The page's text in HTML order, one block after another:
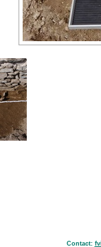
Contact: